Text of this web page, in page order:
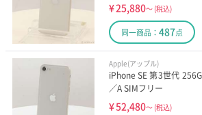
¥25,880～ (税込)
同一商品： 487点
Apple(アップル)
iPhone SE 第3世代
／A SIMフリー
¥52,480～ (税込)